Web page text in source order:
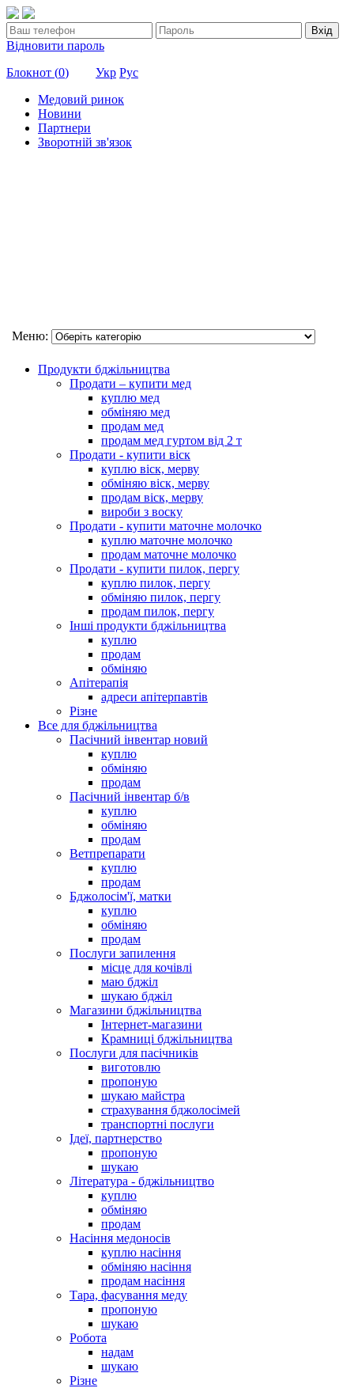
Вхід
Відновити пароль
Блокнот (0) Укр Рус
Медовий ринок
Новини
Партнери
Зворотній зв'язок
Меню:
Продукти бджільництва
Продати – купити мед
куплю мед
обміняю мед
продам мед
продам мед гуртом від 2 т
Продати - купити віск
куплю віск, мерву
обміняю віск, мерву
продам віск, мерву
вироби з воску
Продати - купити маточне молочко
куплю маточне молочко
продам маточне молочко
Продати - купити пилок, пергу
куплю пилок, пергу
обміняю пилок, пергу
продам пилок, пергу
Інші продукти бджільництва
куплю
продам
обміняю
Апітерапія
адреси апітерпавтів
Різне
Все для бджільництва
Пасічний інвентар новий
куплю
обміняю
продам
Пасічний інвентар б/в
куплю
обміняю
продам
Ветпрепарати
куплю
продам
Бджолосім'ї, матки
куплю
обміняю
продам
Послуги запилення
місце для кочівлі
маю бджіл
шукаю бджіл
Магазини бджільництва
Інтернет-магазини
Крамниці бджільництва
Послуги для пасічників
виготовлю
пропоную
шукаю майстра
страхування бджолосімей
транспортні послуги
Ідеї, партнерство
пропоную
шукаю
Література - бджільництво
куплю
обміняю
продам
Насіння медоносів
куплю насіння
обміняю насіння
продам насіння
Тара, фасування меду
пропоную
шукаю
Робота
надам
шукаю
Різне